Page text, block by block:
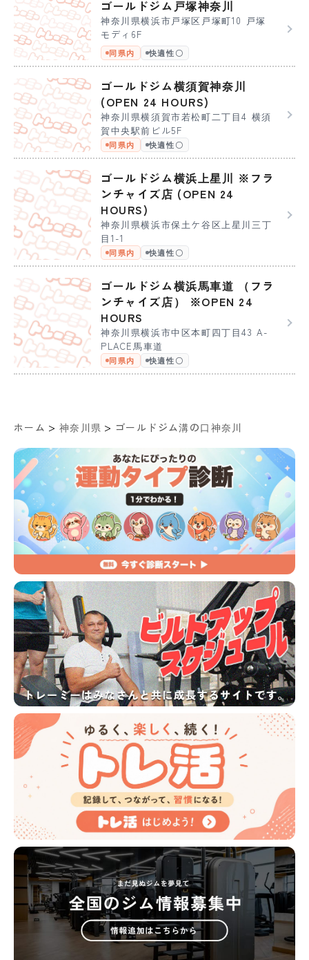
ゴールドジム戸塚神奈川
神奈川県横浜市戸塚区戸塚町10 戸塚
モディ6F
同県内 快適性〇
ゴールドジム横須賀神奈川
(OPEN 24 HOURS)
神奈川県横須賀市若松町二丁目4 横須
賀中央駅前ビル5F
同県内 快適性〇
ゴールドジム横浜上星川 ※フラ
ンチャイズ店 (OPEN 24
HOURS)
神奈川県横浜市保土ケ谷区上星川三丁
目1-1
同県内 快適性〇
ゴールドジム横浜馬車道 （フラ
ンチャイズ店） ※OPEN 24
HOURS
神奈川県横浜市中区本町四丁目43 A-
PLACE馬車道
同県内 快適性〇
ホーム > 神奈川県 > ゴールドジム溝の口神奈川